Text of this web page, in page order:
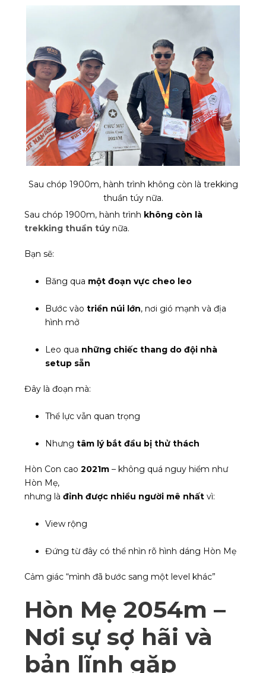
Sau chóp 1900m, hành trình không còn là trekking
thuần túy nữa.
Sau chóp 1900m, hành trình không còn là
trekking thuần túynữa.
Bạn sẽ:
Băng qua một đoạn vực cheo leo
Bước vào triền núi lớn, nơi gió mạnh và địa
hình mở
Leo qua những chiếc thang do đội nhà
setup sẵn
Đây là đoạn mà:
Thể lực vẫn quan trọng
Nhưng tâm lý bắt đầu bị thử thách
Hòn Con cao 2021m – không quá nguy hiểm như
Hòn Mẹ,
nhưng là đỉnh được nhiều người mê nhất vì:
View rộng
Đứng từ đây có thể nhìn rõ hình dáng Hòn Mẹ
Cảm giác “mình đã bước sang một level khác”
Hòn Mẹ 2054m –
Nơi sự sợ hãi và
bản lĩnh gặp